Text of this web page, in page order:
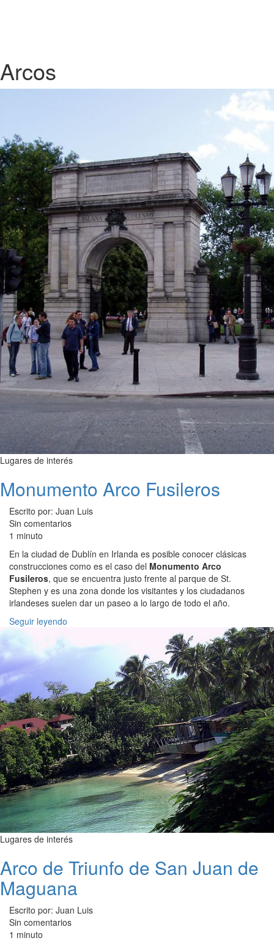
Arcos
Lugares de interés
Monumento Arco Fusileros
Escrito por: Juan Luis
Sin comentarios
1 minuto
En la ciudad de Dublín en Irlanda es posible conocer clásicas
construcciones como es el caso del Monumento Arco
Fusileros, que se encuentra justo frente al parque de St.
Stephen y es una zona donde los visitantes y los ciudadanos
irlandeses suelen dar un paseo a lo largo de todo el año.
Seguir leyendo
Lugares de interés
Arco de Triunfo de San Juan de
Maguana
Escrito por: Juan Luis
Sin comentarios
1 minuto